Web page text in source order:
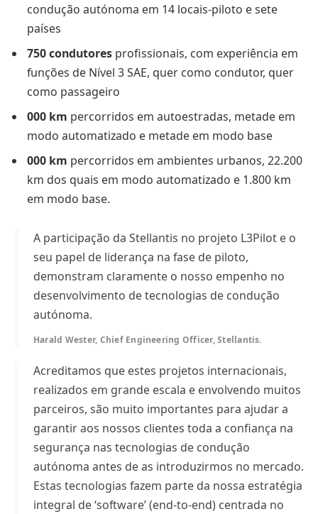
condução autónoma em 14 locais-piloto e sete
países
750 condutores profissionais, com experiência em
funções de Nível 3 SAE, quer como condutor, quer
como passageiro
000 km percorridos em autoestradas, metade em
modo automatizado e metade em modo base
000 km percorridos em ambientes urbanos, 22.200
km dos quais em modo automatizado e 1.800 km
em modo base.
A participação da Stellantis no projeto L3Pilot e o
seu papel de liderança na fase de piloto,
demonstram claramente o nosso empenho no
desenvolvimento de tecnologias de condução
autónoma.
Harald Wester, Chief Engineering Officer, Stellantis.
Acreditamos que estes projetos internacionais,
realizados em grande escala e envolvendo muitos
parceiros, são muito importantes para ajudar a
garantir aos nossos clientes toda a confiança na
segurança nas tecnologias de condução
autónoma antes de as introduzirmos no mercado.
Estas tecnologias fazem parte da nossa estratégia
integral de ‘software’ (end-to-end) centrada no